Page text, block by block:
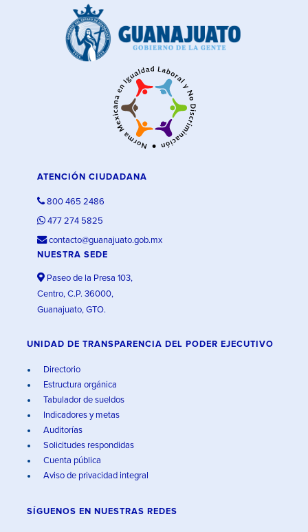
ATENCIÓN CIUDADANA
800 465 2486
477 274 5825
contacto@guanajuato.gob.mx
NUESTRA SEDE
Paseo de la Presa 103,
Centro, C.P. 36000,
Guanajuato, GTO.
UNIDAD DE TRANSPARENCIA DEL PODER EJECUTIVO
Directorio
Estructura orgánica
Tabulador de sueldos
Indicadores y metas
Auditorías
Solicitudes respondidas
Cuenta pública
Aviso de privacidad integral
SÍGUENOS EN NUESTRAS REDES